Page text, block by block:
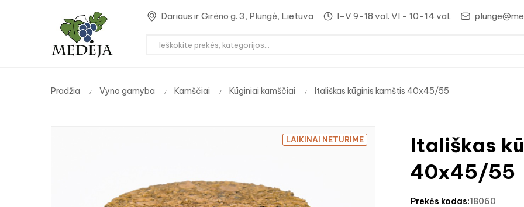
Dariaus ir Girėno g. 3, Plungė, Lietuva I-V 9-18 val. VI - 10-14 val.
Pradžia Vyno gamyba Kamščiai Kūginiai kamščiai Itališkas kūginis kamštis 40x45/55
LAIKINAI NETURIME
Itališkas
40x45/55
prekės kodas:18060